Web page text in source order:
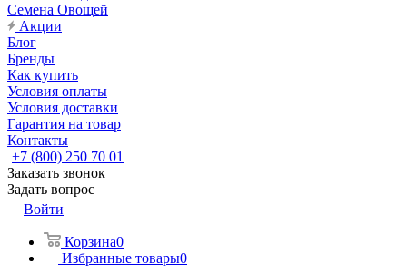
Семена Овощей
Акции
Блог
Бренды
Как купить
Условия оплаты
Условия доставки
Гарантия на товар
Контакты
+7 (800) 250 70 01
Заказать звонок
Задать вопрос
Войти
Корзина0
Избранные товары0